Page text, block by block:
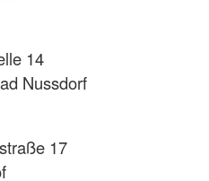
14
Nussdorf
17